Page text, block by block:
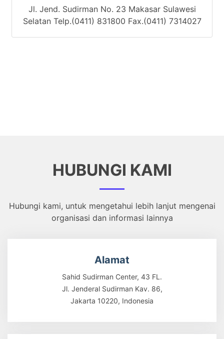
Jl. Jend. Sudirman No. 23 Makasar Sulawesi
Selatan Telp.(0411) 831800 Fax.(0411) 7314027
HUBUNGI KAMI
Hubungi kami, untuk mengetahui lebih lanjut mengenai
organisasi dan informasi lainnya
Alamat
Sahid Sudirman Center, 43 FL.
Jl. Jenderal Sudirman Kav. 86,
Jakarta 10220, Indonesia